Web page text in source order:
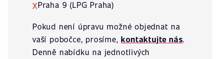
XPraha 9 (LPG Praha)
Pokud není úpravu možné objednat na
vaší pobočce, prosíme,kontaktujte nás.
Denně nabídku na jednotlivých